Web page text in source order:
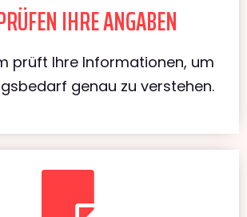
IHRE ANGABEN
prüft Ihre Informationen, um
genau zu verstehen.